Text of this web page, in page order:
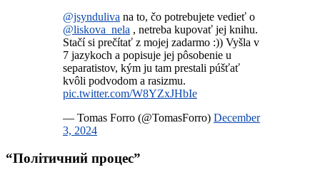
@jsynduliva na to, čo potrebujete vedieť o
@liskova_nela , netreba kupovať jej knihu.
Stačí si prečítať z mojej zadarmo :)) Vyšla v
7 jazykoch a popisuje jej pôsobenie u
separatistov, kým ju tam prestali púšťať
kvôli podvodom a rasizmu.
pic.twitter.com/W8YZxJHbIe
— Tomas Forro (@TomasForro) December
3, 2024
“Політичний процес”